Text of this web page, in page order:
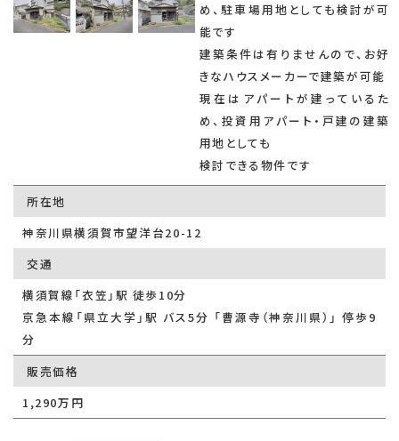
め、駐車場用地としても検討が可
能です
建築条件は有りませんので、お好
きなハウスメーカーで建築が可能
現在はアパートが建っているた
め、投資用アパート・戸建の建築
用地としても
検討できる物件です
所在地
神奈川県横須賀市望洋台20-12
交通
横須賀線「衣笠」駅 徒歩10分
京急本線「県立大学」駅 バス5分 「曹源寺（神奈川県）」 停歩9
分
販売価格
1,290万円